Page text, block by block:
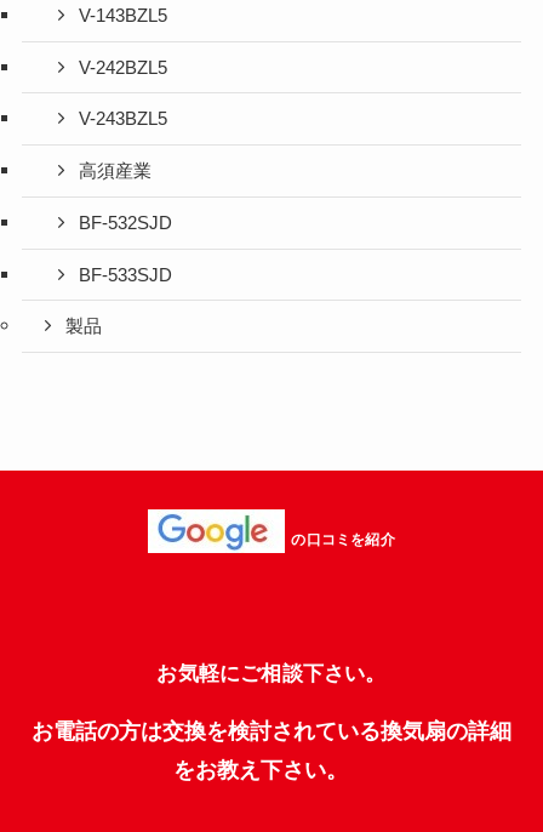
V-143BZL5
V-242BZL5
V-243BZL5
高須産業
BF-532SJD
BF-533SJD
製品
の口コミを紹介
お気軽にご相談下さい。
お電話の方は交換を検討されている換気扇の詳細
をお教え下さい。